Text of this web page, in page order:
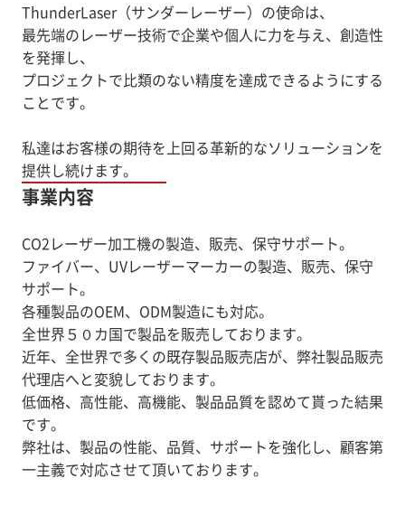
ThunderLaser（サンダーレーザー）の使命は、
最先端のレーザー技術で企業や個人に力を与え、創造性
を発揮し、
プロジェクトで比類のない精度を達成できるようにする
ことです。
私達はお客様の期待を上回る革新的なソリューションを
提供し続けます。
事業内容
CO2レーザー加工機の製造、販売、保守サポート。
ファイバー、UVレーザーマーカーの製造、販売、保守
サポート。
各種製品のOEM、ODM製造にも対応。
全世界５０カ国で製品を販売しております。
近年、全世界で多くの既存製品販売店が、弊社製品販売
代理店へと変貌しております。
低価格、高性能、高機能、製品品質を認めて貰った結果
です。
弊社は、製品の性能、品質、サポートを強化し、顧客第
一主義で対応させて頂いております。